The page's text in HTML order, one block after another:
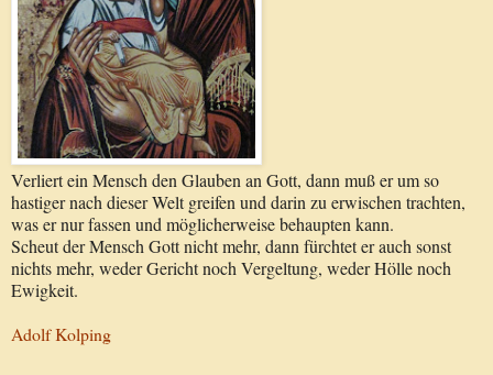
Verliert ein Mensch den Glauben an Gott, dann muß er um so
hastiger nach dieser Welt greifen und darin zu erwischen trachten,
was er nur fassen und möglicherweise behaupten kann.
Scheut der Mensch Gott nicht mehr, dann fürchtet er auch sonst
nichts mehr, weder Gericht noch Vergeltung, weder Hölle noch
Ewigkeit.
Adolf Kolping